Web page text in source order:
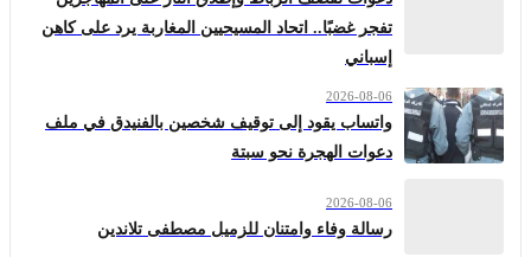
تفجر غضبًا.. اتحاد المسيحيين المغاربة يرد على كاهن
إسباني
2026-08-06
واتساب يقود إلى توقيف شخصين بالفنيدق في ملف
دعوات الهجرة نحو سبتة
2026-08-06
رسالة وفاء وامتنان للزميل مصطفى تلاندين